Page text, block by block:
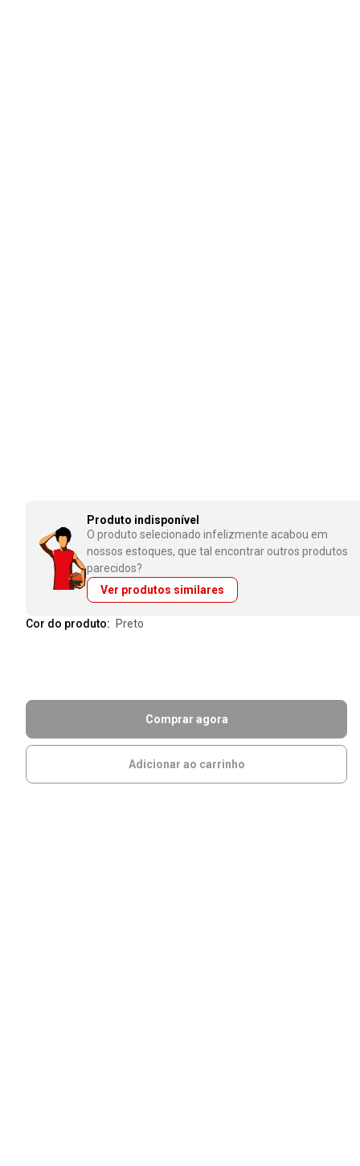
Produto indisponível
O produto selecionado infelizmente acabou em
nossos estoques, que tal encontrar outros produtos
parecidos?
Ver produtos similares
Cor do produto: preto
Comprar agora
Adicionar ao carrinho